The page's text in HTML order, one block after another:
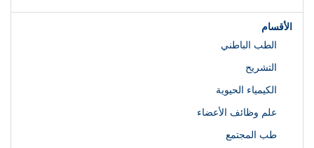
الأقسام
الطب الباطني
التشريح
الكيمياء الحيوية
علم وظائف الأعضاء
طب المجتمع